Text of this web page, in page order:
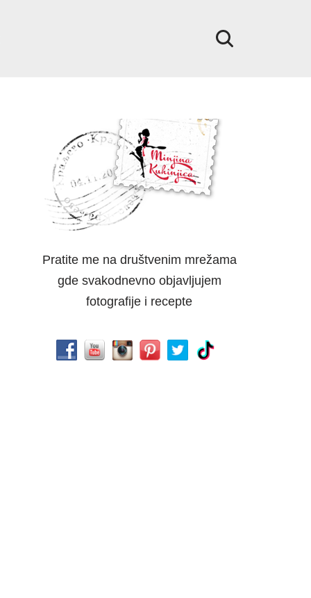
Pratite me na društvenim mrežama
gde svakodnevno objavljujem
fotografije i recepte